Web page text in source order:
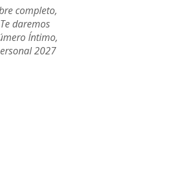
completo,
daremos
Íntimo,
2027